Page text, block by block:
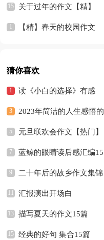
关于过年的作文【精】
【精】春天的校园作文
猜你喜欢
读《小白的选择》有感
2023年简洁的人生感悟的
好句摘录36条
元旦联欢会作文【热门】
蓝鲸的眼睛读后感汇编15
篇 二十年后的故乡作文集锦
15篇汇报演出开场白
描写夏天的作文15篇
经典的好句 集合15篇